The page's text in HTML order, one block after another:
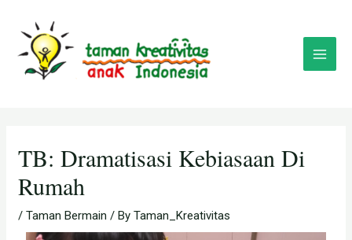
content
Menu
TB: Dramatisasi Kebiasaan Di
Rumah
/Taman Bermain / ByTaman_Kreativitas
navigation